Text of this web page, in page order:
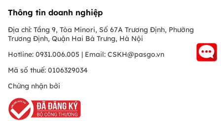
Thông tin doanh nghiệp
Địa chỉ: Tầng 9, Tòa Minori, Số 67A Trương Định, Phường
Trương Định, Quận Hai Bà Trưng, Hà Nội
Hotline: 0931.006.005 | Email: CSKH@pasgo.vn
Mã số thuế: 0106329034
Chứng nhận bởi